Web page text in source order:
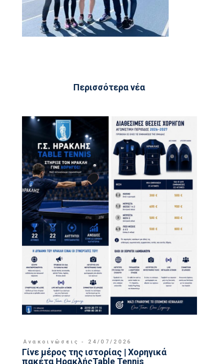
Περισσότερα νέα
Ανακοινώσεις 24/07/2026
Γίνε μέρος της ιστορίας | Χορηγικά
πακέτα ΗρακλήςTable Tennis